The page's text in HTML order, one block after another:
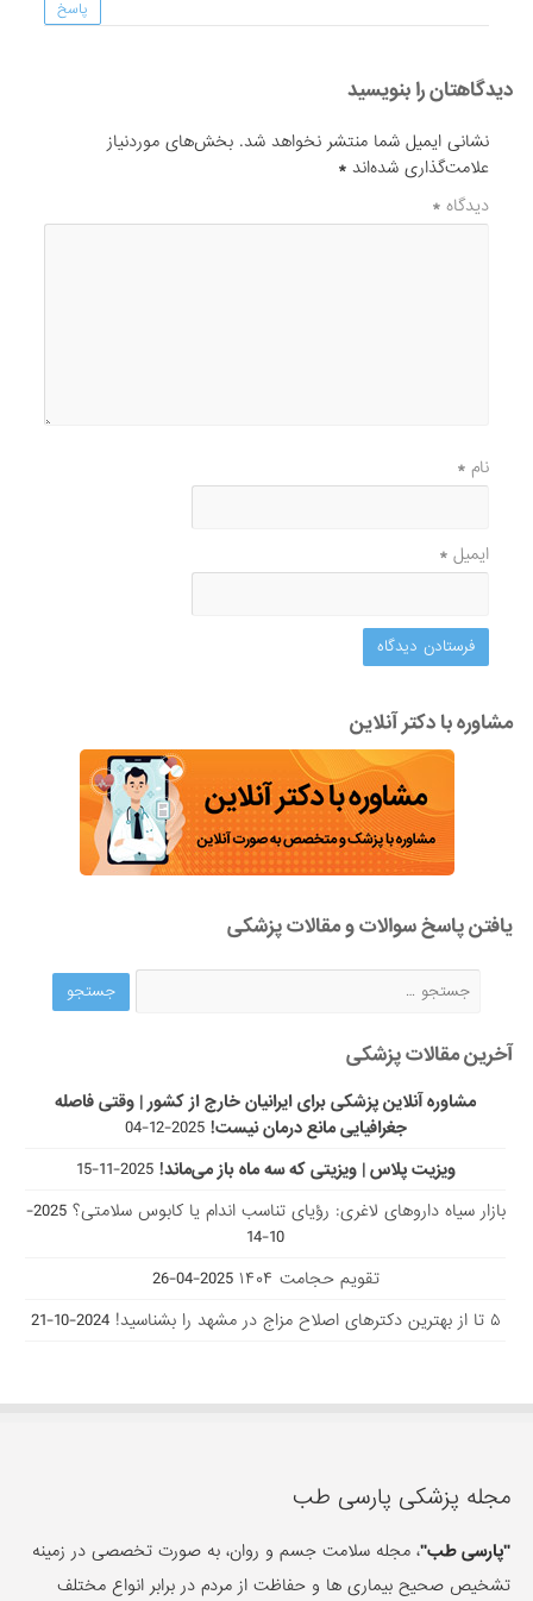
پاسخ
دیدگاهتان را بنویسید
نشانی ایمیل شما منتشر نخواهد شد. بخش‌های موردنیاز
علامت‌گذاری شده‌اند*
دیدگاه*
نام*
ایمیل*
مشاوره با دکتر آنلاین
یافتن پاسخ سوالات و مقالات پزشکی
آخرین مقالات پزشکی
مشاوره آنلاین پزشکی برای ایرانیان خارج از کشور | وقتی فاصله
جغرافیایی مانع درمان نیست! 2025-12-04
ویزیت پلاس | ویزیتی که سه ماه باز می‌ماند! 2025-11-15
بازار سیاه داروهای لاغری: رؤیای تناسب اندام یا کابوس سلامتی؟
2025-
10-14
تقویم حجامت ۱۴۰۴
2025-04-26
۵ تا از بهترین دکتر‌های اصلاح مزاج در مشهد را بشناسید!
2024-10-21
مجله پزشکی پارسی طب
"پارسی طب"، مجله سلامت جسم و روان، به صورت تخصصی در زمینه
تشخیص صحیح بیماری ها و حفاظت از مردم در برابر انواع مختلف